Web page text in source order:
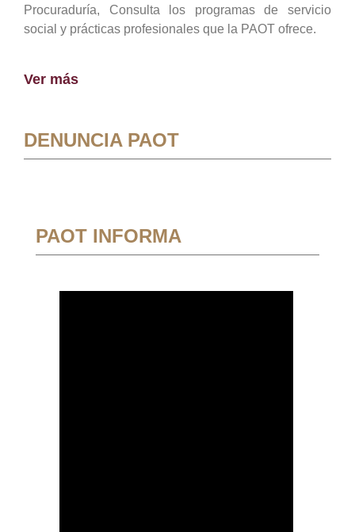
Procuraduría, Consulta los programas de servicio
social y prácticas profesionales que la PAOT ofrece.
Ver más
DENUNCIA PAOT
PAOT INFORMA